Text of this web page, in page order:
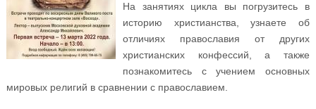
На занятиях цикла вы погрузитесь в
историю христианства, узнаете об
отличиях православия от других
христианских конфессий, а также
познакомитесь с учением основных
мировых религий в сравнении с православием.